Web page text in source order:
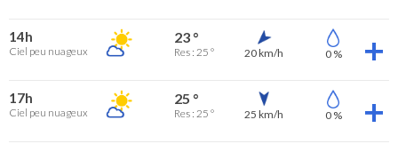
14h
Ciel peu nuageux
23 °
Res : 25 ° 20 km/h 0 %
17h
Ciel peu nuageux
25 °
Res : 25 ° 25 km/h 0 %